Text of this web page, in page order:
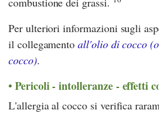
Per ulteriori informazioni sugli
il collegamentoall'olio di cocco
cocco).
Pericoli - intolleranze - effetti
L'allergia al cocco si verifica